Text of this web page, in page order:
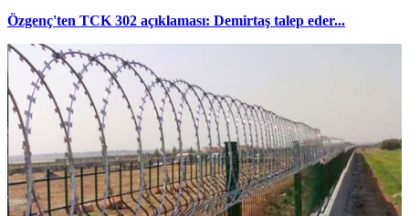
Özgenç'ten TCK 302 açıklaması: Demirtaş talep eder...